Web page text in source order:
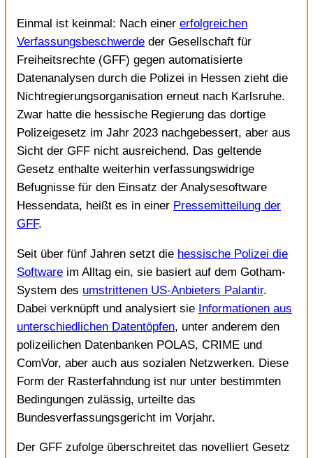
Einmal ist keinmal: Nach einer erfolgreichen
Verfassungsbeschwerde der Gesellschaft für
Freiheitsrechte (GFF) gegen automatisierte
Datenanalysen durch die Polizei in Hessen zieht die
Nichtregierungsorganisation erneut nach Karlsruhe.
Zwar hatte die hessische Regierung das dortige
Polizeigesetz im Jahr 2023 nachgebessert, aber aus
Sicht der GFF nicht ausreichend. Das geltende
Gesetz enthalte weiterhin verfassungswidrige
Befugnisse für den Einsatz der Analysesoftware
Hessendata, heißt es in einer Pressemitteilung der
GFF.
Seit über fünf Jahren setzt die hessische Polizei die
Software im Alltag ein, sie basiert auf dem Gotham-
System des umstrittenen US-Anbieters Palantir.
Dabei verknüpft und analysiert sie Informationen aus
unterschiedlichen Datentöpfen, unter anderem den
polizeilichen Datenbanken POLAS, CRIME und
ComVor, aber auch aus sozialen Netzwerken. Diese
Form der Rasterfahndung ist nur unter bestimmten
Bedingungen zulässig, urteilte das
Bundesverfassungsgericht im Vorjahr.
Der GFF zufolge überschreitet das novelliert Gesetz